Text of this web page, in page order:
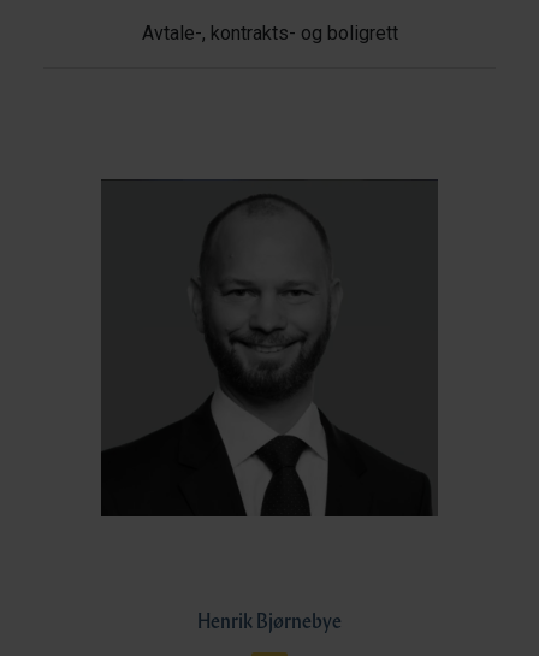
Avtale-, kontrakts- og boligrett
Henrik Bjørnebye